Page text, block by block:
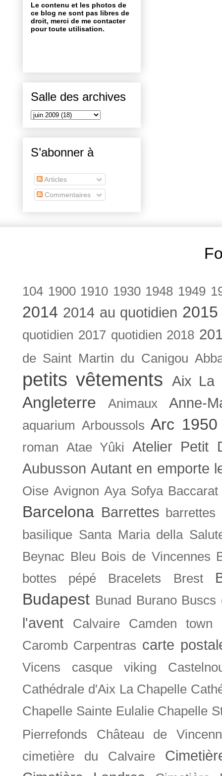
Le contenu et les photos de
ce blog ne sont pas libres de
droit, merci de me contacter
pour toute utilisation.
Salle des archives
S’abonner à
Articles
Commentaires
104 1900 1910 1930 1948 1949
2014 2014 au quotidien
quotidien 2017 quotidien 2018
de Saint Martin du Canigou
petits vêtements Aix La
Angleterre Animaux Anne-
aquarium Arboussols Arc 1950
roman Atae Yûki
Atelier Petit
Aubusson Autant en emporte
Oise Avignon Aya Sofya Baccarat
Barcelona Barrettes barrettes
basilique Santa Maria della
Beynac Bleu Bois de Vincennes
bottes pépé
Bracelets Brest
Budapest Bunad Burano Buscs
l'avent Calvaire Camden town
Caromb Carpentras carte
Vicens casque viking
Cathédrale d'Aix La Chapelle
Chapelle Sainte Eulalie Chapelle
Pierrefonds
Château de
cimetière du Calvaire